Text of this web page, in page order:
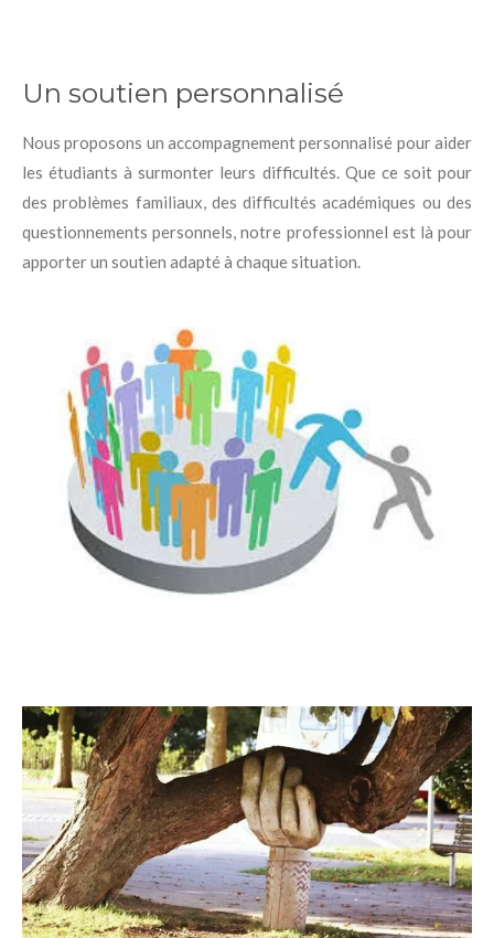
Un soutien personnalisé
Nous proposons un accompagnement personnalisé pour aider
les étudiants à surmonter leurs difficultés. Que ce soit pour
des problèmes familiaux, des difficultés académiques ou des
questionnements personnels, notre professionnel est là pour
apporter un soutien adapté à chaque situation.